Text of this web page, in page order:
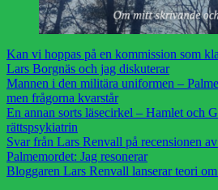
Kan vi hoppas på en kommission som
Lars Borgnäs och jag diskuterar
Mannen i den militära uniformen –
men frågorna kvarstår
En annan sorts läsecirkel – Hamlet och
rättspsykiatrin
Svar från Lars Renvall på recensionen
Palmemordet: Jag resonerar
Bloggaren Lars Renvall lanserar teori